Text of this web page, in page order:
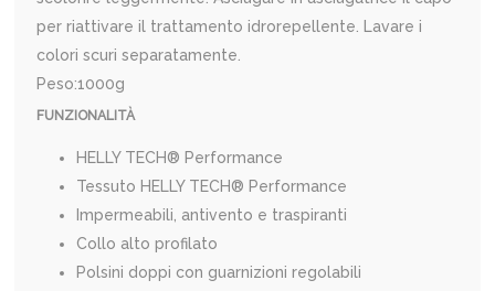
per riattivare il trattamento idrorepellente. Lavare i
colori scuri separatamente.
Peso:1000g
FUNZIONALITÀ
HELLY TECH® Performance
Tessuto HELLY TECH® Performance
Impermeabili, antivento e traspiranti
Collo alto profilato
Polsini doppi con guarnizioni regolabili